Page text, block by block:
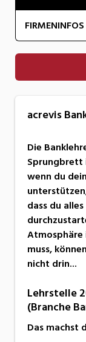
FIRMENINFOS
acrevis
acrevis
Die
Sprungbrett
wenn du
dass du
Atmosphäre
muss,
nicht drin...
Lehr­stel­le
(Branche
Das machst